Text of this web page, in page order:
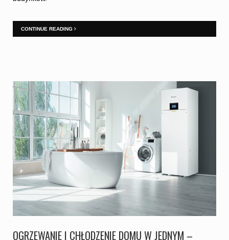
CONTINUE READING
OGRZEWANIE I CHŁODZENIE DOMU W JEDNYM –